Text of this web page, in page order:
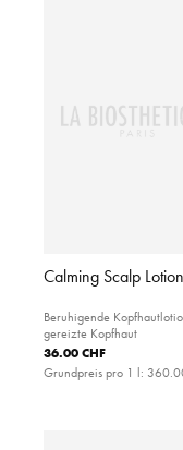
Calming Scalp Lotion
Beruhigende
gereizte Kopfhaut
36.00 CHF
Grundpreis pro 1 l: